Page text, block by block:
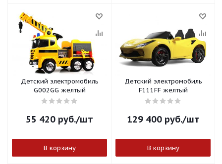
Детский электромобиль
G002GG желтый
55 420 руб./шт
В корзину
Детский электромобиль
F111FF желтый
129 400руб./шт
В корзину